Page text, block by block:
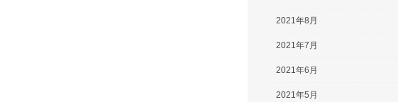
2021年8月
2021年7月
2021年6月
2021年5月